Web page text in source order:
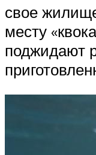
свое
месту
поджидают